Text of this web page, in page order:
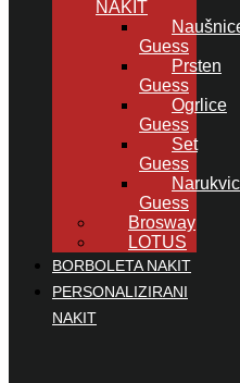
NAKIT
Guess
Prsten
Guess
Ogrlice
Guess
Set
Guess
Guess
Brosway
LOTUS
BORBOLETA NAKIT
PERSONALIZIRANI
NAKIT